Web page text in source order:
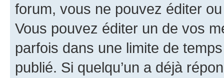
forum, vous ne pouvez éditer
Vous pouvez éditer un de vos
parfois dans une limite de
publié. Si quelqu’un a déjà